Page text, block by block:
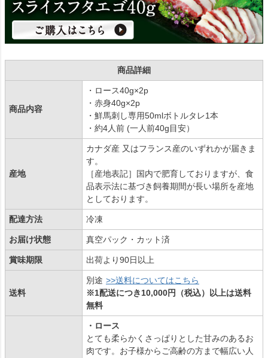
商品詳細
商品内容
・ロース40g×2p
・赤身40g×2p
・鮮馬刺し専用50mlボトルタレ1本
・約4人前 (一人前40g目安）
産地
カナダ産 又はフランス産のいずれかが届きま
す。
［産地表記］国内で肥育しておりますが、食
品表示法に基づき飼養期間が長い場所を産地
としております。
配達方法 冷凍
お届け状態 真空パック・カット済
賞味期限 出荷より90日以上
送料
別途 >>送料についてはこちら
※1配送につき10,000円（税込）以上は送料
無料
・ロース
とても柔らかくさっぱりとした甘みのあるお
肉です。お子様からご高齢の方まで幅広い人